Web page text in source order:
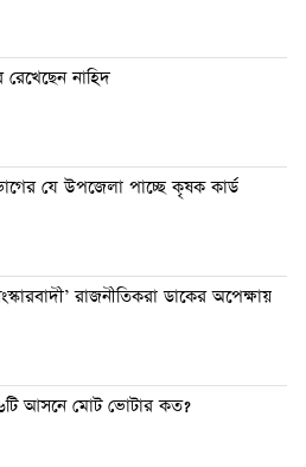
নাহিদ
যে উপজেলা পাচ্ছে কৃষক কার্ড
রাজনীতিকরা ডাকের অপেক্ষায়
আসনে মোট ভোটার কত?